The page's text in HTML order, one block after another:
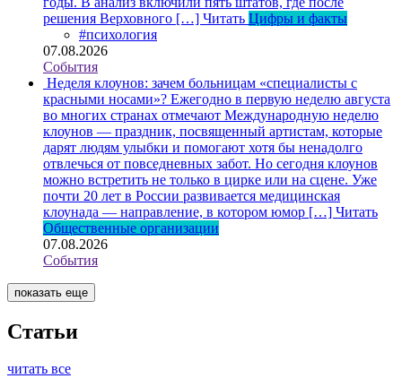
решения Верховного […] Читать Цифры и факты
#психология
07.08.2026
События
Неделя клоунов: зачем больницам «специалисты с
красными носами»? Ежегодно в первую неделю августа
во многих странах отмечают Международную неделю
клоунов — праздник, посвященный артистам, которые
дарят людям улыбки и помогают хотя бы ненадолго
отвлечься от повседневных забот. Но сегодня клоунов
можно встретить не только в цирке или на сцене. Уже
почти 20 лет в России развивается медицинская
клоунада — направление, в котором юмор […] Читать
Общественные организации
07.08.2026
События
показать еще
Статьи
читать все